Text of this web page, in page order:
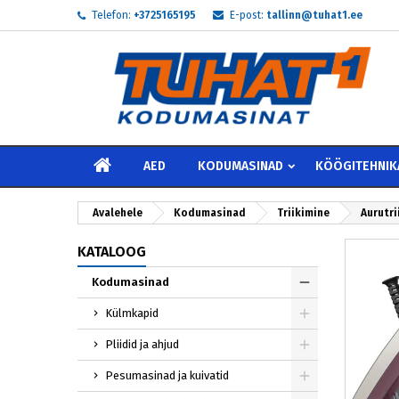
Telefon: +3725165195 E-post: tallinn@tuhat1.ee
AVALEHELE
AED KODUMASINAD
Avalehele Kodumasinad Triikimine
KATALOOG
Kodumasinad
Külmkapid
Pliidid ja ahjud
Pesumasinad ja kuivatid